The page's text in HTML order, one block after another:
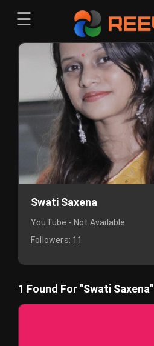
Register
Menu
Sign-in
Register
☰
Swati Saxena
YouTube - Not Available
Followers: 11
1 Found For "Swati Saxena"